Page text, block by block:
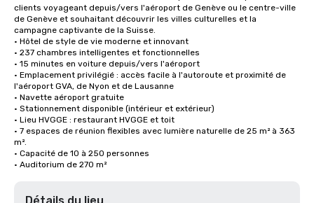
clients voyageant depuis/vers l'aéroport de Genève ou le centre-ville
de Genève et souhaitant découvrir les villes culturelles et la
campagne captivante de la Suisse.
• Hôtel de style de vie moderne et innovant
• 237 chambres intelligentes et fonctionnelles
• 15 minutes en voiture depuis/vers l'aéroport
• Emplacement privilégié : accès facile à l'autoroute et proximité de
l'aéroport GVA, de Nyon et de Lausanne
• Navette aéroport gratuite
• Stationnement disponible (intérieur et extérieur)
• Lieu HVGGE : restaurant HVGGE et toit
• 7 espaces de réunion flexibles avec lumière naturelle de 25 m² à 363
m².
• Capacité de 10 à 250 personnes
• Auditorium de 270 m²